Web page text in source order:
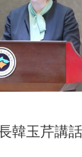
韓玉芹講